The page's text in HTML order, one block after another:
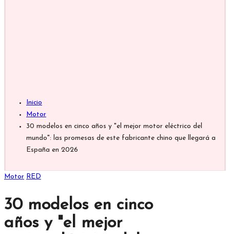
Inicio
Motor
30 modelos en cinco años y "el mejor motor eléctrico del
mundo": las promesas de este fabricante chino que llegará a
España en 2026
Publicada
Motor RED
30 modelos en cinco
años y "el mejor